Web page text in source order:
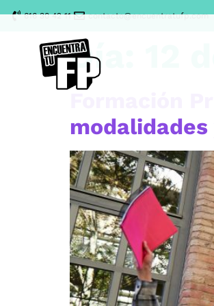
616 30 42 11 contacto@encuentratufp.com
Día: 12